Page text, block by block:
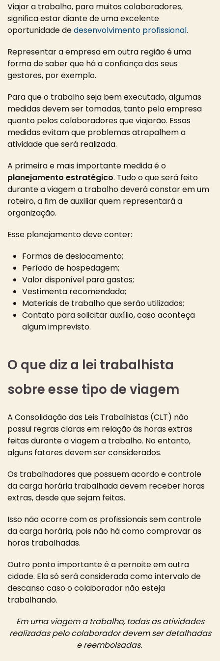
Viajar a trabalho, para muitos colaboradores,
significa estar diante de uma excelente
oportunidade dedesenvolvimento profissional.
Representar a empresa em outra região é uma
forma de saber que há a confiança dos seus
gestores, por exemplo.
Para que o trabalho seja bem executado, algumas
medidas devem ser tomadas, tanto pela empresa
quanto pelos colaboradores que viajarão. Essas
medidas evitam que problemas atrapalhem a
atividade que será realizada.
A primeira e mais importante medida é o
planejamento estratégico. Tudo o que será feito
durante a viagem a trabalho deverá constar em um
roteiro, a fim de auxiliar quem representará a
organização.
Esse planejamento deve conter:
Formas de deslocamento;
Período de hospedagem;
Valor disponível para gastos;
Vestimenta recomendada;
Materiais de trabalho que serão utilizados;
Contato para solicitar auxílio, caso aconteça
algum imprevisto.
O que diz a lei trabalhista
sobre esse tipo de viagem
A Consolidação das Leis Trabalhistas (CLT) não
possui regras claras em relação às horas extras
feitas durante a viagem a trabalho. No entanto,
alguns fatores devem ser considerados.
Os trabalhadores que possuem acordo e controle
da carga horária trabalhada devem receber horas
extras, desde que sejam feitas.
Isso não ocorre com os profissionais sem controle
da carga horária, pois não há como comprovar as
horas trabalhadas.
Outro ponto importante é a pernoite em outra
cidade. Ela só será considerada como intervalo de
descanso caso o colaborador não esteja
trabalhando.
Em uma viagem a trabalho, todas as atividades
realizadas pelo colaborador devem ser detalhadas
e reembolsadas.